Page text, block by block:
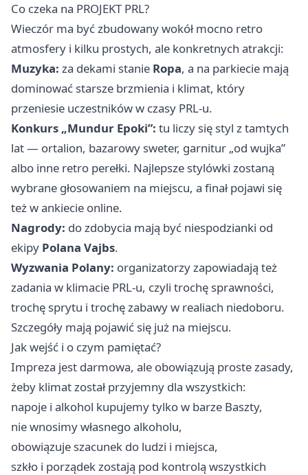
Co czeka na PROJEKT PRL?
Wieczór ma być zbudowany wokół mocno retro
atmosfery i kilku prostych, ale konkretnych atrakcji:
Muzyka: za dekami stanie Ropa, a na parkiecie mają
dominować starsze brzmienia i klimat, który
przeniesie uczestników w czasy PRL-u.
Konkurs „Mundur Epoki”: tu liczy się styl z tamtych
lat — ortalion, bazarowy sweter, garnitur „od wujka”
albo inne retro perełki. Najlepsze stylówki zostaną
wybrane głosowaniem na miejscu, a finał pojawi się
też w ankiecie online.
Nagrody: do zdobycia mają być niespodzianki od
ekipy Polana Vajbs.
Wyzwania Polany: organizatorzy zapowiadają też
zadania w klimacie PRL-u, czyli trochę sprawności,
trochę sprytu i trochę zabawy w realiach niedoboru.
Szczegóły mają pojawić się już na miejscu.
Jak wejść i o czym pamiętać?
Impreza jest darmowa, ale obowiązują proste zasady,
żeby klimat został przyjemny dla wszystkich:
napoje i alkohol kupujemy tylko w barze Baszty,
nie wnosimy własnego alkoholu,
obowiązuje szacunek do ludzi i miejsca,
szkło i porządek zostają pod kontrolą wszystkich